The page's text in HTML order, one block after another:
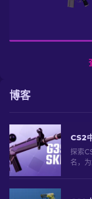
博客
探索
名，